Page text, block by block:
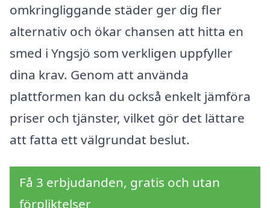
omkringliggande städer ger dig fler
alternativ och ökar chansen att hitta en
smed i Yngsjö som verkligen uppfyller
dina krav. Genom att använda
plattformen kan du också enkelt jämföra
priser och tjänster, vilket gör det lättare
att fatta ett välgrundat beslut.
Få 3 erbjudanden, gratis och utan
förpliktelser